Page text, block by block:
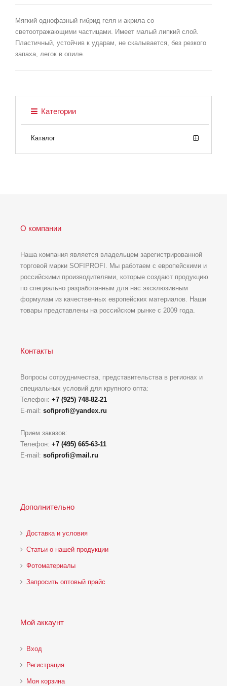
Мягкий однофазный гибрид геля и акрила со
светоотражающими частицами. Имеет малый липкий слой.
Пластичный, устойчив к ударам, не скалывается, без резкого
запаха, легок в опиле.
Категории
Каталог
О компании
Наша компания является владельцем зарегистрированной
торговой марки SOFIPROFI. Мы работаем с европейскими и
российскими производителями, которые создают продукцию
по специально разработанным для нас эксклюзивным
формулам из качественных европейских материалов. Наши
товары представлены на российском рынке с 2009 года.
Контакты
Вопросы сотрудничества, представительства в регионах и
специальных условий для крупного опта:
Телефон: +7 (925) 748-82-21
E-mail: sofiprofi@yandex.ru
Прием заказов:
Телефон: +7 (495) 665-63-11
E-mail: sofiprofi@mail.ru
Дополнительно
Доставка и условия
Статьи о нашей продукции
Фотоматериалы
Запросить оптовый прайс
Мой аккаунт
Вход
Регистрация
Моя корзина